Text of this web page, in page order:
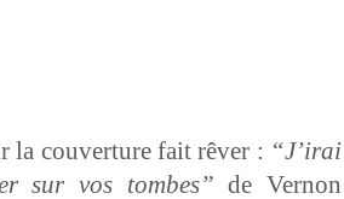
la cou­ver­ture fait rêver : “J’i­rai
sur vos tombes” de Ver­non